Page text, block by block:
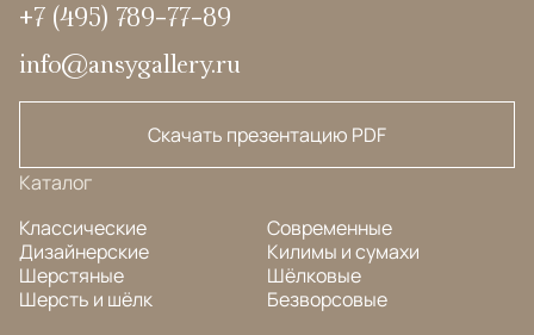
+7 (495) 789-77-89
info@ansygallery.ru
Скачать презентацию PDF
Каталог
Классические
Дизайнерские
Шерстяные
Шерсть и шёлк
Современные
Килимы и сумахи
Шёлковые
Безворсовые